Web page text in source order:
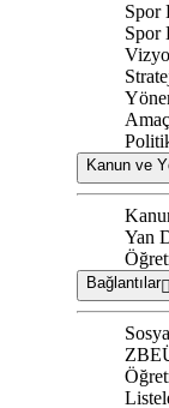
Spor
Spor
Amaç
Kanun ve
Yan
Bağlantılar